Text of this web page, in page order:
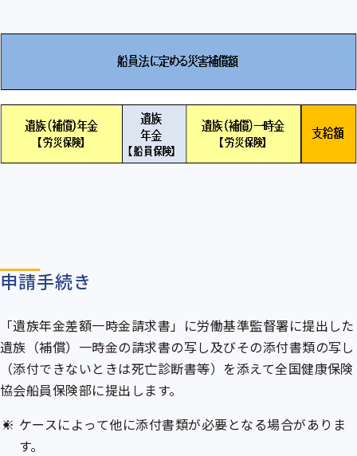
申請手続き
「遺族年金差額一時金請求書」に労働基準監督署に提出した
遺族（補償）一時金の請求書の写し及びその添付書類の写し
（添付できないときは死亡診断書等）を添えて全国健康保険
協会船員保険部に提出します。
ケースによって他に添付書類が必要となる場合がありま
す。